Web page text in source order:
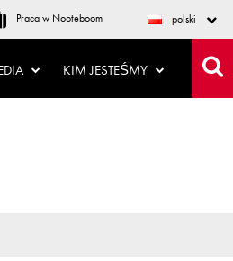
Praca w Nooteboom polski
KIM JESTEŚMY